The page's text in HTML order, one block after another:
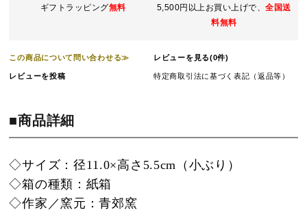
ギフトラッピング無料 5,500円以上お買い上げで、全国送
料無料
この商品について問い合わせる≫ レビューを見る(0件)
レビューを投稿 特定商取引法に基づく表記（返品等）
■商品詳細
◇サイズ：径11.0×高さ5.5cm（小ぶり）
◇箱の種類：紙箱
◇作家／窯元：青郊窯